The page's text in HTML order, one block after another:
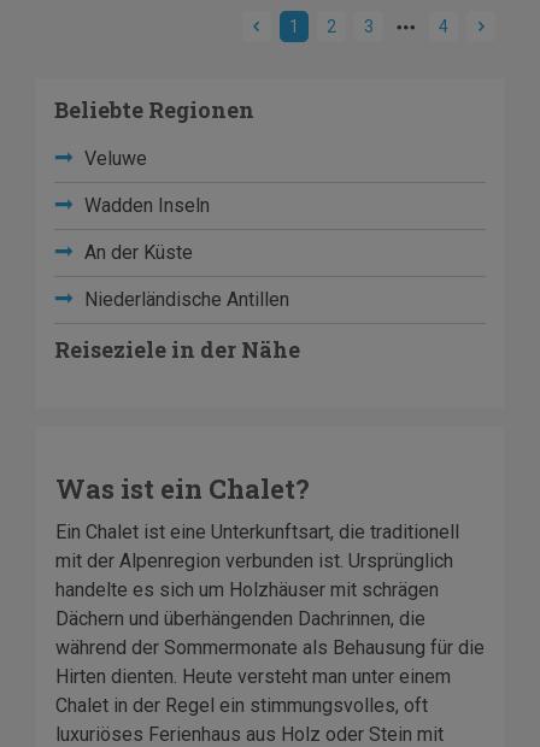
1 2 3 4
Beliebte Regionen
Veluwe
Wadden Inseln
An der Küste
Niederländische Antillen
Reiseziele in der Nähe
Was ist ein Chalet?
Ein Chalet ist eine Unterkunftsart, die traditionell
mit der Alpenregion verbunden ist. Ursprünglich
handelte es sich um Holzhäuser mit schrägen
Dächern und überhängenden Dachrinnen, die
während der Sommermonate als Behausung für die
Hirten dienten. Heute versteht man unter einem
Chalet in der Regel ein stimmungsvolles, oft
luxuriöses Ferienhaus aus Holz oder Stein mit